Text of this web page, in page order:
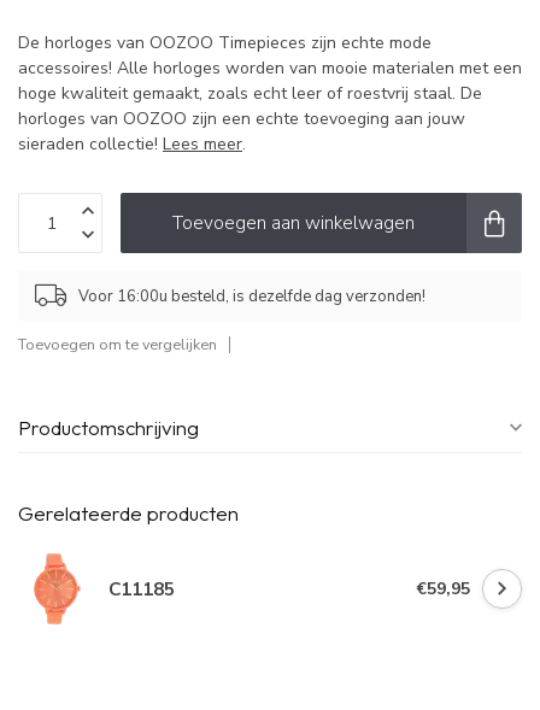
De horloges van OOZOO Timepieces zijn echte mode
accessoires! Alle horloges worden van mooie materialen met een
hoge kwaliteit gemaakt, zoals echt leer of roestvrij staal. De
horloges van OOZOO zijn een echte toevoeging aan jouw
sieraden collectie! Lees meer.
Toevoegen aan winkelwagen
Voor 16:00u besteld, is dezelfde dag verzonden!
Toevoegen om te vergelijken
Productomschrijving
Gerelateerde producten
C11185 €59,95